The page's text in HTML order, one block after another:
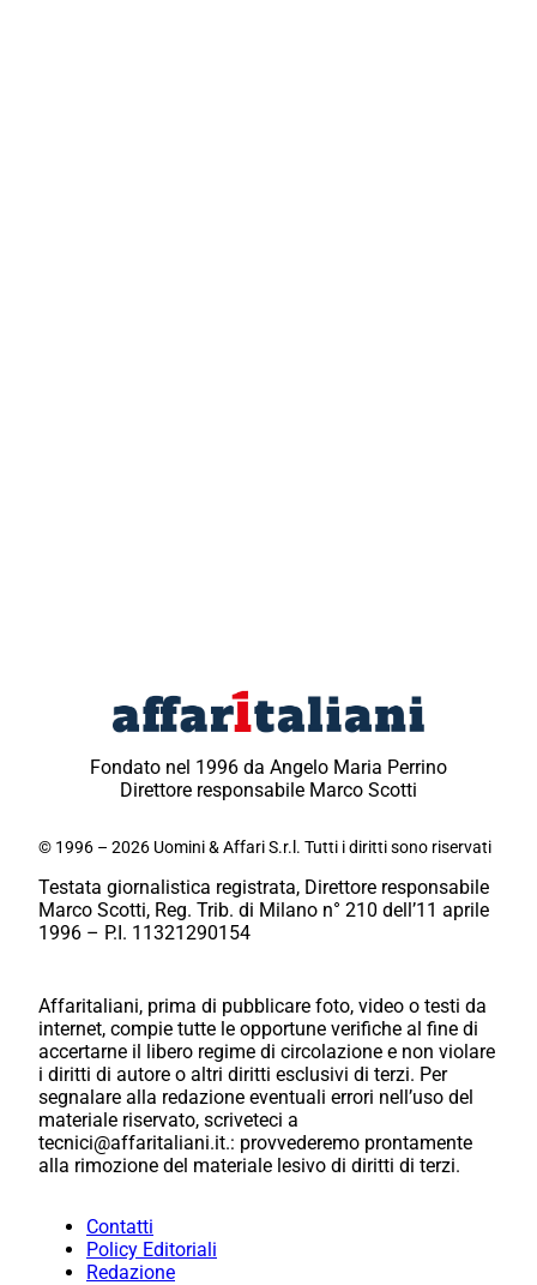
Fondato nel 1996 da Angelo Maria Perrino
Direttore responsabile Marco Scotti
© 1996 – 2026 Uomini & Affari S.r.l. Tutti i diritti sono riservati
Testata giornalistica registrata, Direttore responsabile
Marco Scotti, Reg. Trib. di Milano n° 210 dell’11 aprile
1996 – P.I. 11321290154
Affaritaliani, prima di pubblicare foto, video o testi da
internet, compie tutte le opportune verifiche al fine di
accertarne il libero regime di circolazione e non violare
i diritti di autore o altri diritti esclusivi di terzi. Per
segnalare alla redazione eventuali errori nell’uso del
materiale riservato, scriveteci a
tecnici@affaritaliani.it.: provvederemo prontamente
alla rimozione del materiale lesivo di diritti di terzi.
Contatti
Policy Editoriali
Redazione